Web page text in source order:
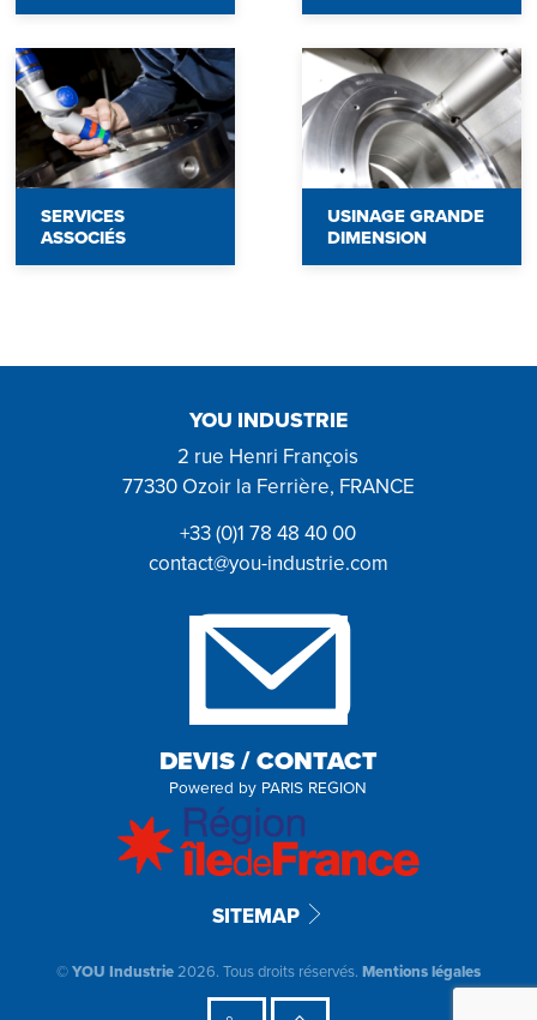
SERVICES
ASSOCIÉS
USINAGE GRANDE
DIMENSION
YOU INDUSTRIE
2 rue Henri François
77330 Ozoir la Ferrière, FRANCE
+33 (0)1 78 48 40 00
contact@you-industrie.com
DEVIS / CONTACT
Powered by PARIS REGION
SITEMAP
©YOU Industrie2026. Tous droits réservés. Mentions légales